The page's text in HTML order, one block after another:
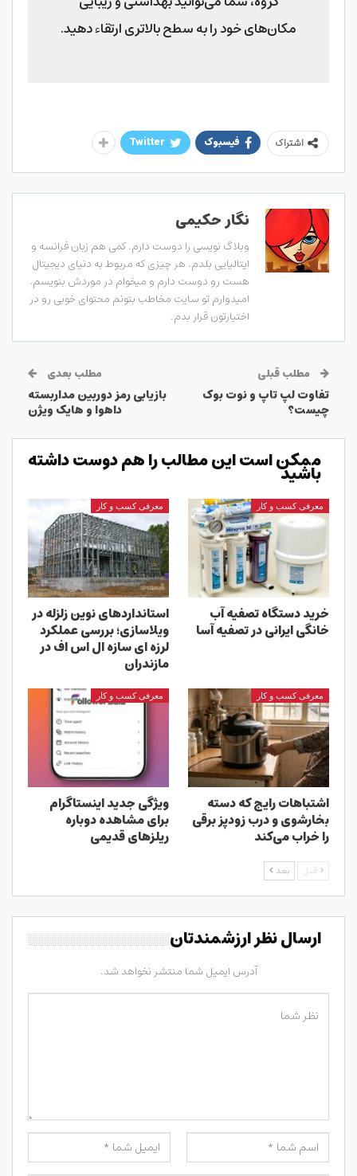
مکان‌های خود را به سطح بالاتری ارتقاء دهید.
اشتراک فیسبوک Twitter
نگار حکیمی
وبلاگ نویسی را دوست دارم. کمی هم زبان فرانسه و
ایتالیایی بلدم. هر چیزی که مربوط به دنیای دیجیتال
هست رو دوست دارم و میخوام در موردش بنویسم.
امیدوارم تو سایت مخاطب بتونم محتوای خوبی رو در
اختیارتون قرار بدم.
مطلب قبلی
تفاوت لپ تاپ و نوت بوک
چیست؟
مطلب بعدی
بازیابی رمز دوربین مداربسته
داهوا و هایک ویژن
ممکن است این مطالب را هم دوست داشته
باشید
معرفی کسب و کار
خرید دستگاه تصفیه آب
خانگی ایرانی در تصفیه آسا
معرفی کسب و کار
استانداردهای نوین زلزله در
ویلاسازی؛ بررسی عملکرد
لرزه ای سازه ال اس اف در
مازندران
معرفی کسب و کار
اشتباهات رایج که دسته
بخارشوی و درب زودپز برقی
را خراب می‌کند
معرفی کسب و کار
ویژگی جدید اینستاگرام
برای مشاهده دوباره
ریلزهای قدیمی
قبل بعد
ارسال نظر ارزشمندتان
آدرس ایمیل شما منتشر نخواهد شد.